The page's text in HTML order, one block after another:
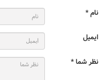
نام *
ایمیل
نظر شما *